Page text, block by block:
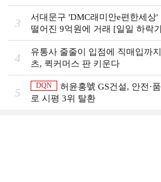
3
서대문구 'DMC래미안e편한세상'
떨어진 9억원에 거래 [일일 하락
4
유통사 줄줄이 입점에 직매입까
츠, 퀵커머스 판 키운다
5
DQN
허윤홍號 GS건설, 안전·
로 시평 3위 탈환